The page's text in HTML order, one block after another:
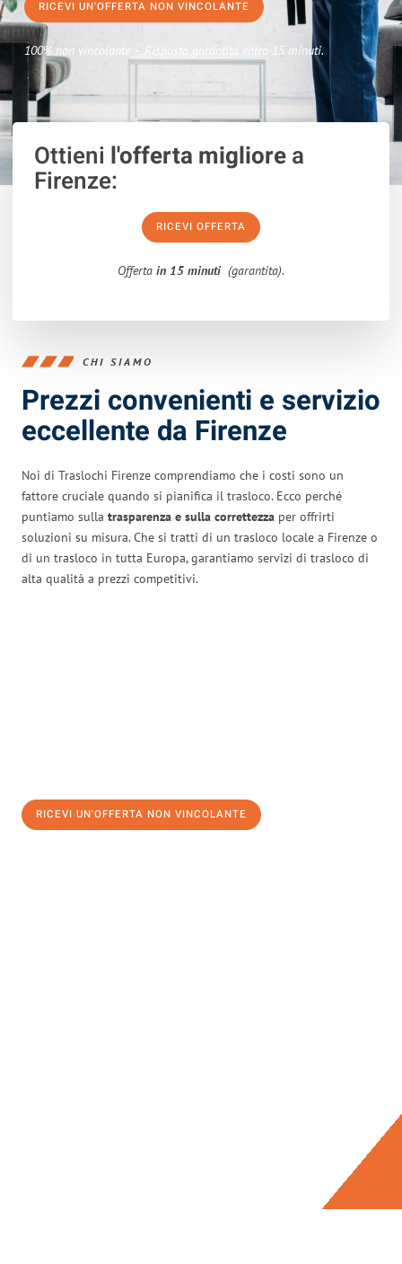
RICEVI UN'OFFERTA NON VINCOLANTE
100% non vincolante – Risposta garantita entro 15 minuti.
Ottieni l'offerta migliorea
Firenze:
RICEVI OFFERTA
Offerta in 15 minuti (garantita).
CHI SIAMO
Prezzi convenienti e servizio
eccellente da Firenze
Noi di Traslochi Firenze comprendiamo che i costi sono un
fattore cruciale quando si pianifica il trasloco. Ecco perché
puntiamo sulla trasparenza e sulla correttezza per offrirti
soluzioni su misura. Che si tratti di un trasloco locale a Firenze o
di un trasloco in tutta Europa, garantiamo servizi di trasloco di
alta qualità a prezzi competitivi.
RICEVI UN'OFFERTA NON VINCOLANTE